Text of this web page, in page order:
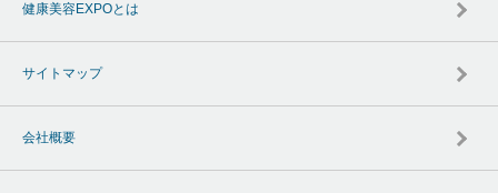
健康美容EXPOとは
サイトマップ
会社概要